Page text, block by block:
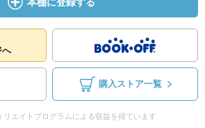
へ
購入ストア一覧
リエイトプログラムによる収益を得ています